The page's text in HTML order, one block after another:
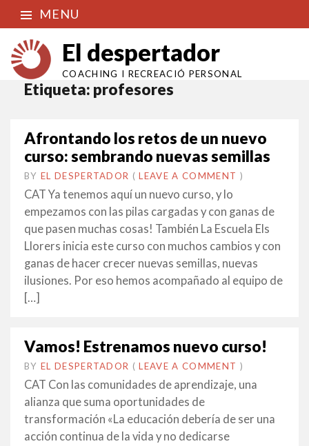
MENU
El despertador
COACHING I RECREACIÓ PERSONAL
Etiqueta: profesores
Afrontando los retos de un nuevo
curso: sembrando nuevas semillas
BY EL DESPERTADOR ON
13
JUNY
•(LEAVE A COMMENT )
CAT Ya tenemos aquí un nuevo curso, y lo
empezamos con las pilas cargadas y con ganas de
que pasen muchas cosas! También La Escuela Els
Llorers inicia este curso con muchos cambios y con
ganas de hacer crecer nuevas semillas, nuevas
ilusiones. Por eso hemos acompañado al equipo de
[…]
Vamos! Estrenamos nuevo curso!
BY EL DESPERTADOR ON
27
ABRIL
•(LEAVE A COMMENT )
CAT Con las comunidades de aprendizaje, una
alianza que suma oportunidades de
transformación «La educación debería de ser una
acción continua de la vida y no dedicarse